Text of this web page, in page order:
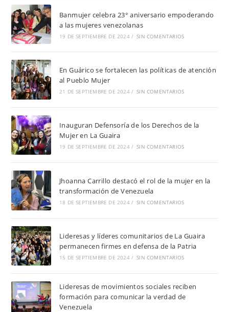
Banmujer celebra 23° aniversario empoderando
a las mujeres venezolanas
19 DE SEPTIEMBRE DE 2024 / SIN COMENTARIOS
En Guárico se fortalecen las políticas de atención
al Pueblo Mujer
21 DE SEPTIEMBRE DE 2024 / SIN COMENTARIOS
Inauguran Defensoría de los Derechos de la
Mujer en La Guaira
19 DE SEPTIEMBRE DE 2024 / SIN COMENTARIOS
Jhoanna Carrillo destacó el rol de la mujer en la
transformación de Venezuela
18 DE SEPTIEMBRE DE 2024 / SIN COMENTARIOS
Lideresas y líderes comunitarios de La Guaira
permanecen firmes en defensa de la Patria
15 DE SEPTIEMBRE DE 2024 / SIN COMENTARIOS
Lideresas de movimientos sociales reciben
formación para comunicar la verdad de
Venezuela